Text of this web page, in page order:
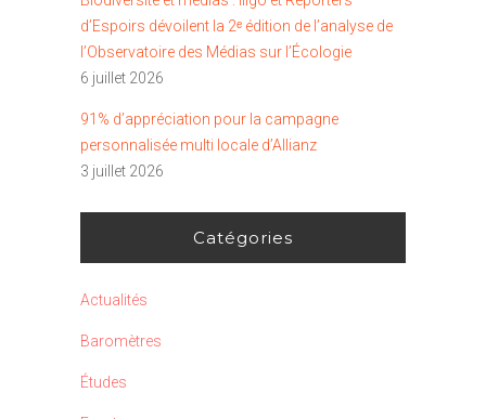
d’Espoirs dévoilent la 2ᵉ édition de l’analyse de
l’Observatoire des Médias sur l’Écologie
6 juillet 2026
91% d’appréciation pour la campagne
personnalisée multi locale d’Allianz
3 juillet 2026
Catégories
Actualités
Baromètres
Études